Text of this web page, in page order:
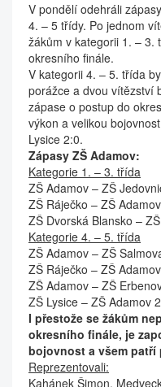
V pondělí odehráli
4. – 5 třídy. Po jednom
žákům v kategorii 1. – 3.
okresního finále.
V kategorii 4. – 5. třída
porážce a dvou vítězství
zápase o postup do
výkon a velikou
Lysice 2:0.
Zápasy ZŠ Adamov:
Kategorie 1. – 3. třída
ZŠ Adamov – ZŠ
ZŠ Ráječko – ZŠ
ZŠ Dvorská Blansko –
Kategorie 4. – 5. třída
ZŠ Adamov – ZŠ
ZŠ Ráječko – ZŠ
ZŠ Adamov – ZŠ
ZŠ Lysice – ZŠ Adamov
I přestože se žákům
okresního finále, je
bojovnost a všem patří
Reprezentovali:
Kahánek Šimon,